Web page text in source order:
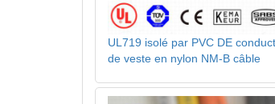
UL719 isolé par PVC DE
de veste en nylon NM-B câble